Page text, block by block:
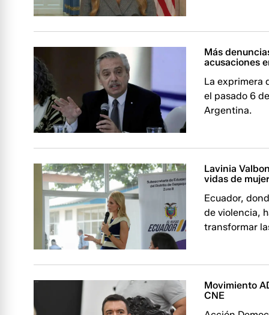
Más
acusaciones
La exprimera
el pasado 6
Argentina.
Lavinia
vidas de
Ecuador,
de violencia,
transformar
Movimiento
CNE